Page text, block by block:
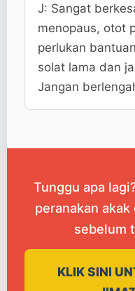
J: Sangat
menopaus, otot
perlukan
solat lama dan
Jangan
Tunggu apa
peranakan
sebelum
KLIK SINI